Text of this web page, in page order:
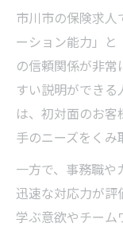
ツ
時給ア
授
市川市の保険求
ーション能力」と
の信頼関係が非
すい説明ができ
は、初対面のお
手のニーズをくみ
一方で、事務職や
迅速な対応力が評
学ぶ意欲やチーム